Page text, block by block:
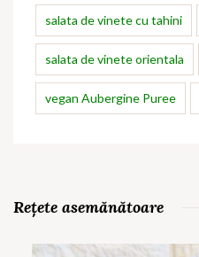
salata de vinete cu tahini
salata de vinete orientala
vegan Aubergine Puree
Rețete asemănătoare